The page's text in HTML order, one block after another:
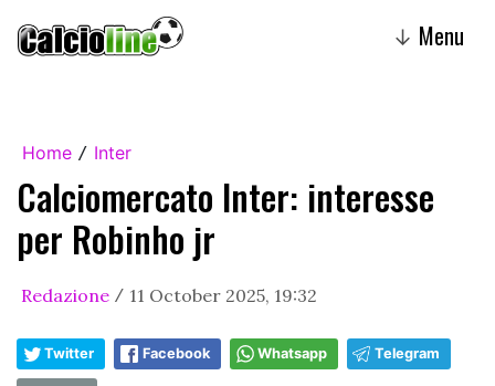
↓ Menu
Home / Inter
Calciomercato Inter: interesse
per Robinho jr
Redazione / 11 October 2025, 19:32
Twitter Facebook Whatsapp Telegram